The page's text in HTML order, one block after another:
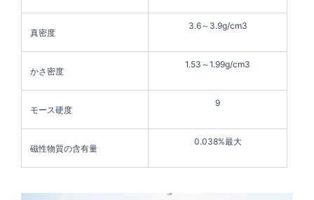
真密度
3.6～3.9g/cm3
かさ密度
1.53～1.99g/cm3
モース硬度
9
磁性物質の含有量
0.038%最大